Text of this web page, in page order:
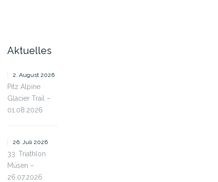
Aktuelles
2. August 2026
Pitz Alpine
Glacier Trail –
01.08.2026
26. Juli 2026
33. Triathlon
Müsen –
26.07.2026